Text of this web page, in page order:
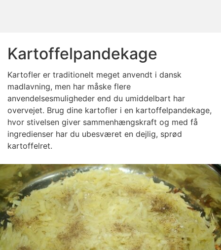
Kartoffelpandekage
Kartofler er traditionelt meget anvendt i dansk
madlavning, men har måske flere
anvendelsesmuligheder end du umiddelbart har
overvejet. Brug dine kartofler i en kartoffelpandekage,
hvor stivelsen giver sammenhængskraft og med få
ingredienser har du ubesværet en dejlig, sprød
kartoffelret.